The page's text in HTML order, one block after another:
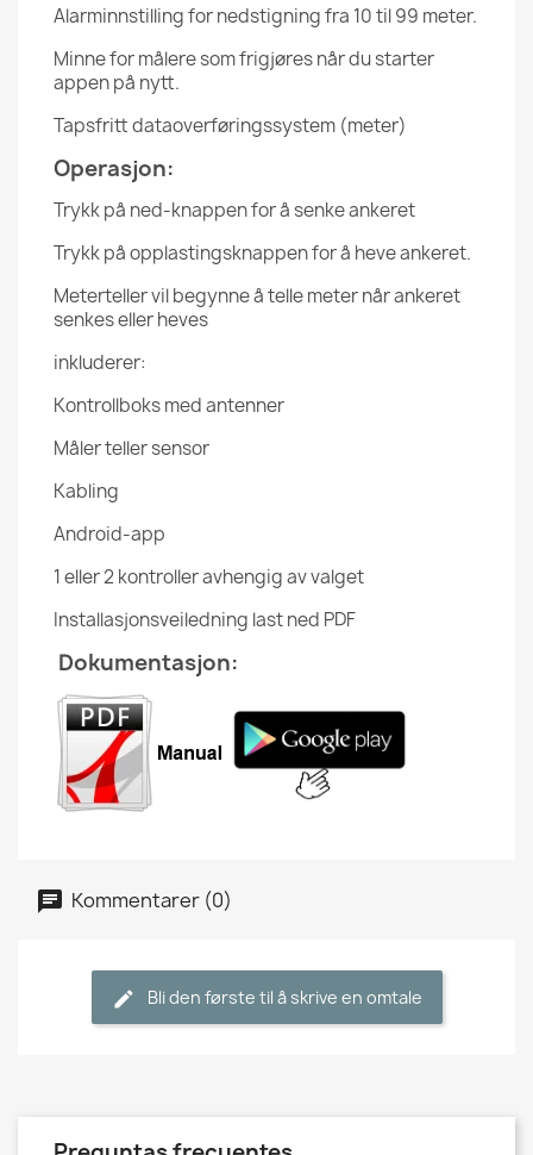
Alarminnstilling for nedstigning fra 10 til 99 meter.
Minne for målere som frigjøres når du starter
appen på nytt.
Tapsfritt dataoverføringssystem (meter)
Operasjon:
Trykk på ned-knappen for å senke ankeret
Trykk på opplastingsknappen for å heve ankeret.
Meterteller vil begynne å telle meter når ankeret
senkes eller heves
inkluderer:
Kontrollboks med antenner
Måler teller sensor
Kabling
Android-app
1 eller 2 kontroller avhengig av valget
Installasjonsveiledning last ned PDF
Dokumentasjon:
Kommentarer (0)
Bli den første til å skrive en omtale